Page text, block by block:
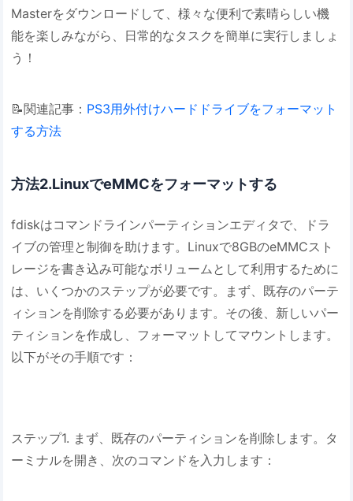
Masterをダウンロードして、様々な便利で素晴らしい機
能を楽しみながら、日常的なタスクを簡単に実行しましょ
う！
📝関連記事： PS3用外付けハードドライブをフォーマット
する方法
方法2.LinuxでeMMCをフォーマットする
fdiskはコマンドラインパーティションエディタで、ドラ
イブの管理と制御を助けます。Linuxで8GBのeMMCスト
レージを書き込み可能なボリュームとして利用するために
は、いくつかのステップが必要です。まず、既存のパーテ
ィションを削除する必要があります。その後、新しいパー
ティションを作成し、フォーマットしてマウントします。
以下がその手順です：
ステップ1. まず、既存のパーティションを削除します。タ
ーミナルを開き、次のコマンドを入力します：